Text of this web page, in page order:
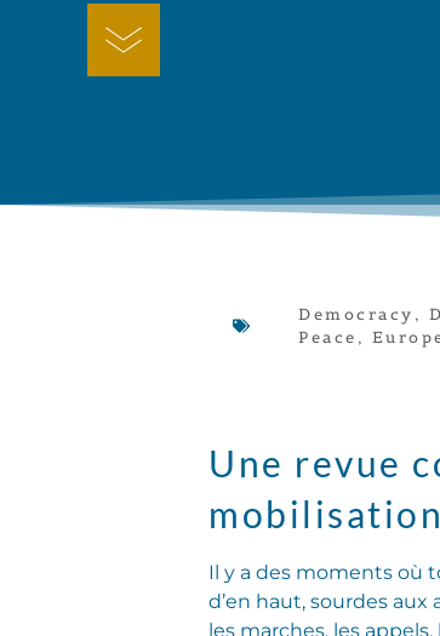
Democracy ,
Peace ,
Une revue
Il y a des moments où
d’en haut, sourdes aux
les marches, les appels,